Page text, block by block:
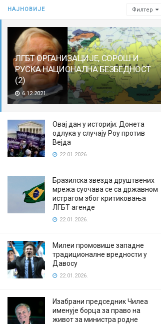
НАЈНОВИЈЕ Филтер
ЛГБТ ОРГАНИЗАЦИЈЕ, СОРОШ И
РУСКА НАЦИОНАЛНА БЕЗБЕДНОСТ
(2)
6.12.2021.
Овај дан у историји: Донета
одлука у случају Роу против
Вејда
22.01.2026.
Бразилска звезда друштвених
мрежа суочава се са државном
истрагом због критиковања
ЛГБТ агенде
22.01.2026.
Милеи промовише западне
традиционалне вредности у
Давосу
22.01.2026.
Изабрани председник Чилеа
именује борца за право на
живот за министра родне